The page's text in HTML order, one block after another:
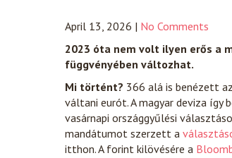
April 13, 2026 | No Comments
2023 óta nem volt ilyen erős a
függvényében változhat.
Mi történt? 366 alá is benézett
váltani eurót. A magyar deviza
vasárnapi országgyűlési
mandátumot szerzett a
itthon. A forint kilövésére a